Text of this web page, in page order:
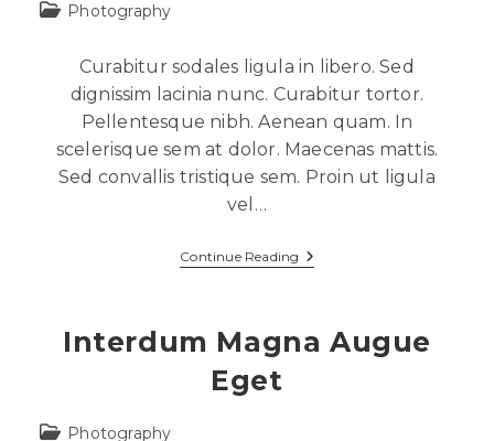
Photography
Curabitur sodales ligula in libero. Sed
dignissim lacinia nunc. Curabitur tortor.
Pellentesque nibh. Aenean quam. In
scelerisque sem at dolor. Maecenas mattis.
Sed convallis tristique sem. Proin ut ligula
vel…
Continue Reading
Interdum Magna Augue
Eget
Photography